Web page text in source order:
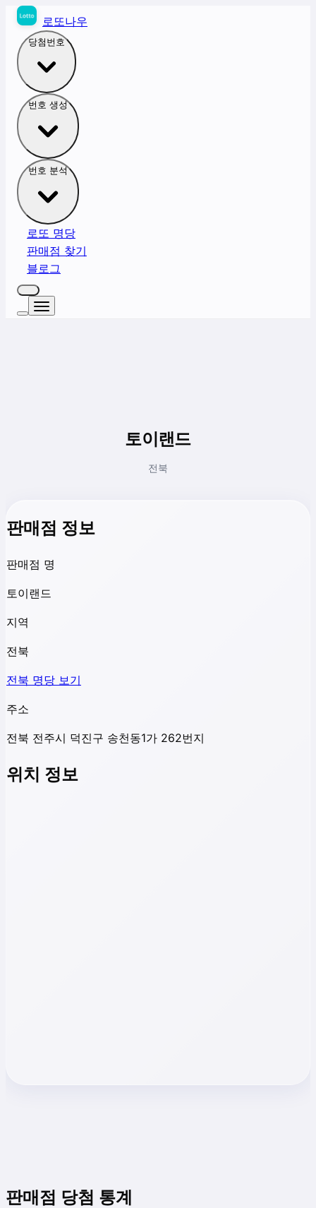
로또나우
당첨번호
번호 생성
번호 분석
로또 명당
판매점 찾기
블로그
토이랜드
전북
판매점 정보
판매점 명
토이랜드
지역
전북
전북 명당 보기
주소
전북 전주시 덕진구 송천동1가 262번지
위치 정보
판매점 당첨 통계